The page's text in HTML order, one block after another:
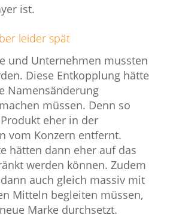
ist.
leider spät
und Unternehmen mussten
Diese Entkopplung hätte
Namensänderung
müssen. Denn so
eher in der
vom Konzern entfernt.
hätten dann eher auf das
werden können. Zudem
auch gleich massiv mit
Mitteln begleiten müssen,
Marke durchsetzt.